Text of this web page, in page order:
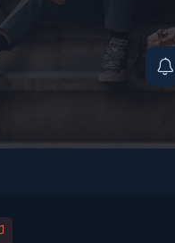
گزارش مشکل